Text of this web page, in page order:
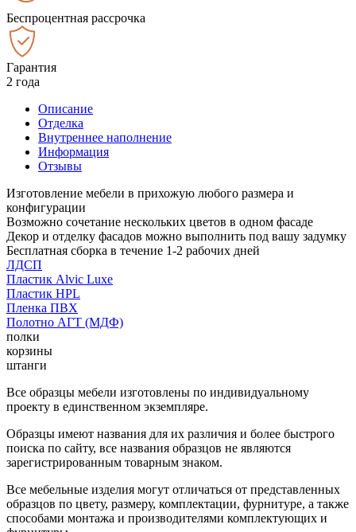
Беспроцентная рассрочка
Гарантия
2 года
Описание
Отделка
Внутреннее наполнение
Информация
Отзывы
Изготовление мебели в прихожую любого размера и
конфигурации
Возможно сочетание нескольких цветов в одном фасаде
Декор и отделку фасадов можно выполнить под вашу задумку
Бесплатная сборка в течение 1-2 рабочих дней
ЛДСП
Пластик Alvic Luxe
Пластик HPL
Пленка ПВХ
Полотно АГТ (МДФ)
полки
корзины
штанги
Все образцы мебели изготовлены по индивидуальному
проекту в единственном экземпляре.
Образцы имеют названия для их различия и более быстрого
поиска по сайту, все названия образцов не являются
зарегистрированным товарным знаком.
Все мебельные изделия могут отличаться от представленных
образцов по цвету, размеру, комплектации, фурнитуре, а также
способами монтажа и производителями комплектующих и